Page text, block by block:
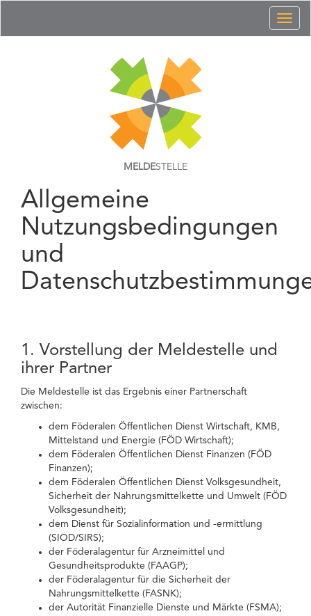
MELDESTELLE
Allgemeine
Nutzungsbedingungen
und
1. Vorstellung der Meldestelle und
ihrer Partner
Die Meldestelle ist das Ergebnis einer Partnerschaft
zwischen:
dem Föderalen Öffentlichen Dienst Wirtschaft, KMB,
Mittelstand und Energie (FÖD Wirtschaft);
dem Föderalen Öffentlichen Dienst Finanzen (FÖD
Finanzen);
dem Föderalen Öffentlichen Dienst Volksgesundheit,
Sicherheit der Nahrungsmittelkette und Umwelt (FÖD
Volksgesundheit);
dem Dienst für Sozialinformation und -ermittlung
(SIOD/SIRS);
der Föderalagentur für Arzneimittel und
Gesundheitsprodukte (FAAGP);
der Föderalagentur für die Sicherheit der
Nahrungsmittelkette (FASNK);
der Autorität Finanzielle Dienste und Märkte (FSMA);